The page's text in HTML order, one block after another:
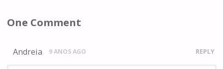
One Comment
Andreia 9 ANOS AGO REPLY